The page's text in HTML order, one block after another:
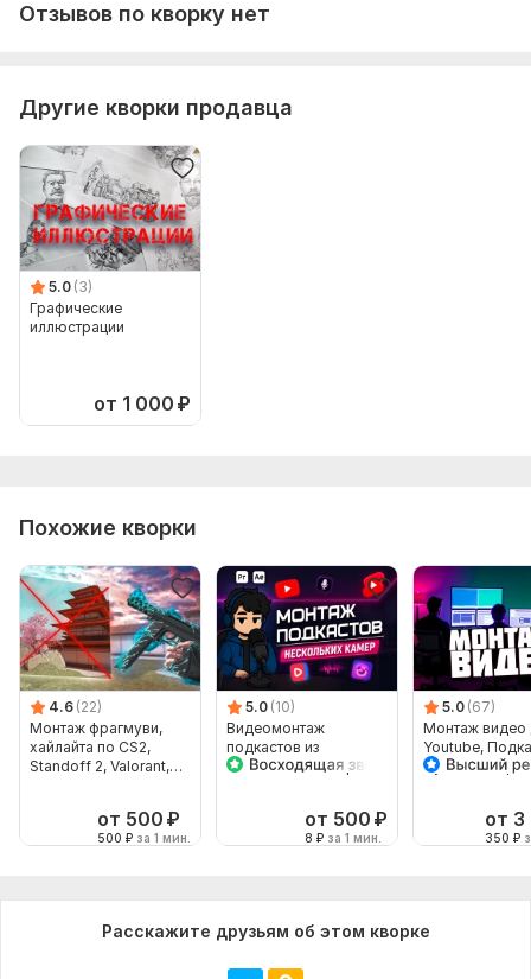
Отзывов по кворку нет
Другие кворки продавца
5.0 (3)
Графические
иллюстрации
от 1 000 ₽
Похожие кворки
4.6 (22)
Монтаж фрагмуви,
хайлайта по CS2,
Standoff 2, Valorant,
от 500 ₽
500 ₽ за 1 мин.
5.0 (10)
Видеомонтаж
подкастов из
нескольких камер
от 500 ₽
8 ₽ за 1 мин.
5.0 (67)
Монтаж видео
Youtube,
от
350 ₽
Расскажите друзьям об этом кворке